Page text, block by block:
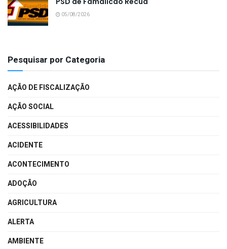
05/08/2026
Pesquisar por Categoria
AÇÃO DE FISCALIZAÇÃO
AÇÃO SOCIAL
ACESSIBILIDADES
ACIDENTE
ACONTECIMENTO
ADOÇÃO
AGRICULTURA
ALERTA
AMBIENTE